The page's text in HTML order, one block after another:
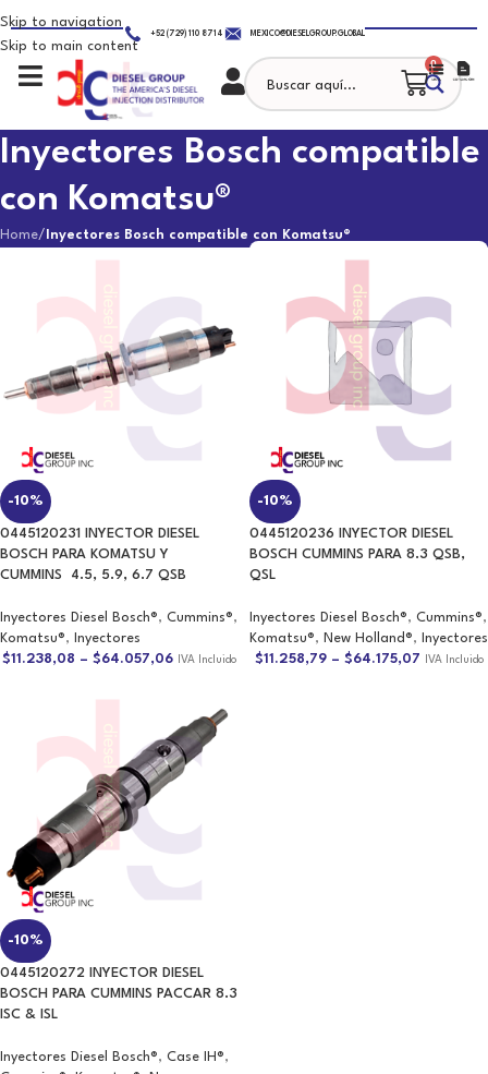
Skip to navigation
Skip to main content
+52 (729) 110 8714 MEXICO@DIESELGROUP.GLOBAL
0
Inyectores Bosch compatible
con Komatsu®
Home/ Inyectores Bosch compatible con Komatsu®
0445120231 INYECTOR DIESEL
BOSCH PARA KOMATSU Y
CUMMINS 4.5, 5.9, 6.7 QSB
Inyectores Diesel Bosch®, Cummins®,
Komatsu®,
Inyectores
$11.238,08 – $64.057,06 IVA Incluido
0445120236 INYECTOR DIESEL
BOSCH CUMMINS PARA 8.3 QSB,
QSL
Inyectores Diesel Bosch®, Cummins®,
Komatsu®, New Holland®,
Inyectores
$11.258,79 – $64.175,07 IVA Incluido
0445120272 INYECTOR DIESEL
BOSCH PARA CUMMINS PACCAR 8.3
ISC & ISL
Inyectores Diesel Bosch®, Case IH®,